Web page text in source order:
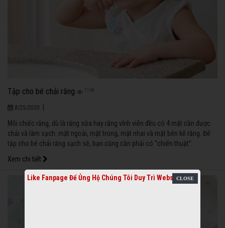
Tập cho bé chải răng 1148
8/25/2020
Mỗi chiếc răng, dù là răng sữa hay răng vĩnh viễn đều có 4 mặt cần được
chải và làm sạch: mặt ngoài, mặt trong, mặt nhai và mặt bên kẽ răng. Để
tập cho bé chải răng sạch sẽ, bạn cũng cần phải có “chiến thuật”.
Xem chi tiết
Like Fanpage Để Ủng Hộ Chúng Tôi Duy Trì Website